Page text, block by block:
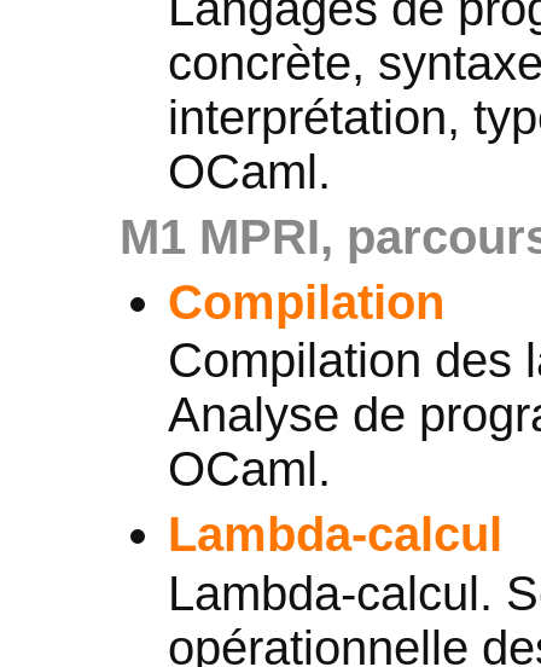
concrète,
interprétation,
OCaml.
M1 MPRI,
Compilation
Compilation des
Analyse de
OCaml.
Lambda-calcul
Lambda-calcul.
opérationnelle